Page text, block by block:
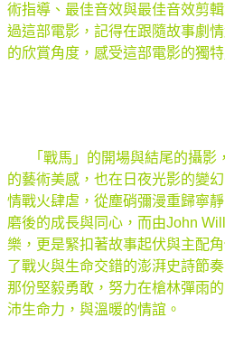
術指導、最佳音效與最佳音效剪
過這部電影，記得在跟隨故事劇
的欣賞角度，感受這部電影的獨特
「戰馬」的開場與結尾的攝影
的藝術美感，也在日夜光影的變
情戰火肆虐，從塵硝彌漫重歸寧
磨後的成長與同心，而由John
樂，更是緊扣著故事起伏與主配
了戰火與生命交錯的澎湃史詩節
那份堅毅勇敢，努力在槍林彈雨
沛生命力，與溫暖的情誼。